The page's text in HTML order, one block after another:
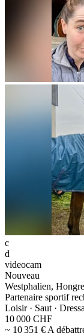
c
d
videocam
Nouveau
Westphalien,
Partenaire sportif
Loisir · Saut ·
10 000 CHF
~ 10 351 € A